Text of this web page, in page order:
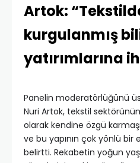
Artok:
kurgulanmış
yatırımlarına
Panelin moderatörlüğünü
Nuri Artok, tekstil
olarak kendine özgü
ve bu yapının çok yönlü
belirtti. Rekabetin yoğun